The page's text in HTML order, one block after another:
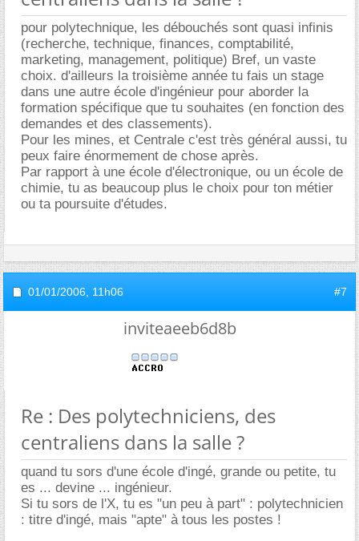
pour polytechnique, les débouchés sont quasi infinis
(recherche, technique, finances, comptabilité,
marketing, management, politique) Bref, un vaste
choix. d'ailleurs la troisième année tu fais un stage
dans une autre école d'ingénieur pour aborder la
formation spécifique que tu souhaites (en fonction des
demandes et des classements).
Pour les mines, et Centrale c'est très général aussi, tu
peux faire énormement de chose après.
Par rapport à une école d'électronique, ou un école de
chimie, tu as beaucoup plus le choix pour ton métier
ou ta poursuite d'études.
01/01/2006, 11h06 #7
inviteaeeb6d8b
Re : Des polytechniciens, des
centraliens dans la salle ?
quand tu sors d'une école d'ingé, grande ou petite, tu
es ... devine ... ingénieur.
Si tu sors de l'X, tu es "un peu à part" : polytechnicien
: titre d'ingé, mais "apte" à tous les postes !